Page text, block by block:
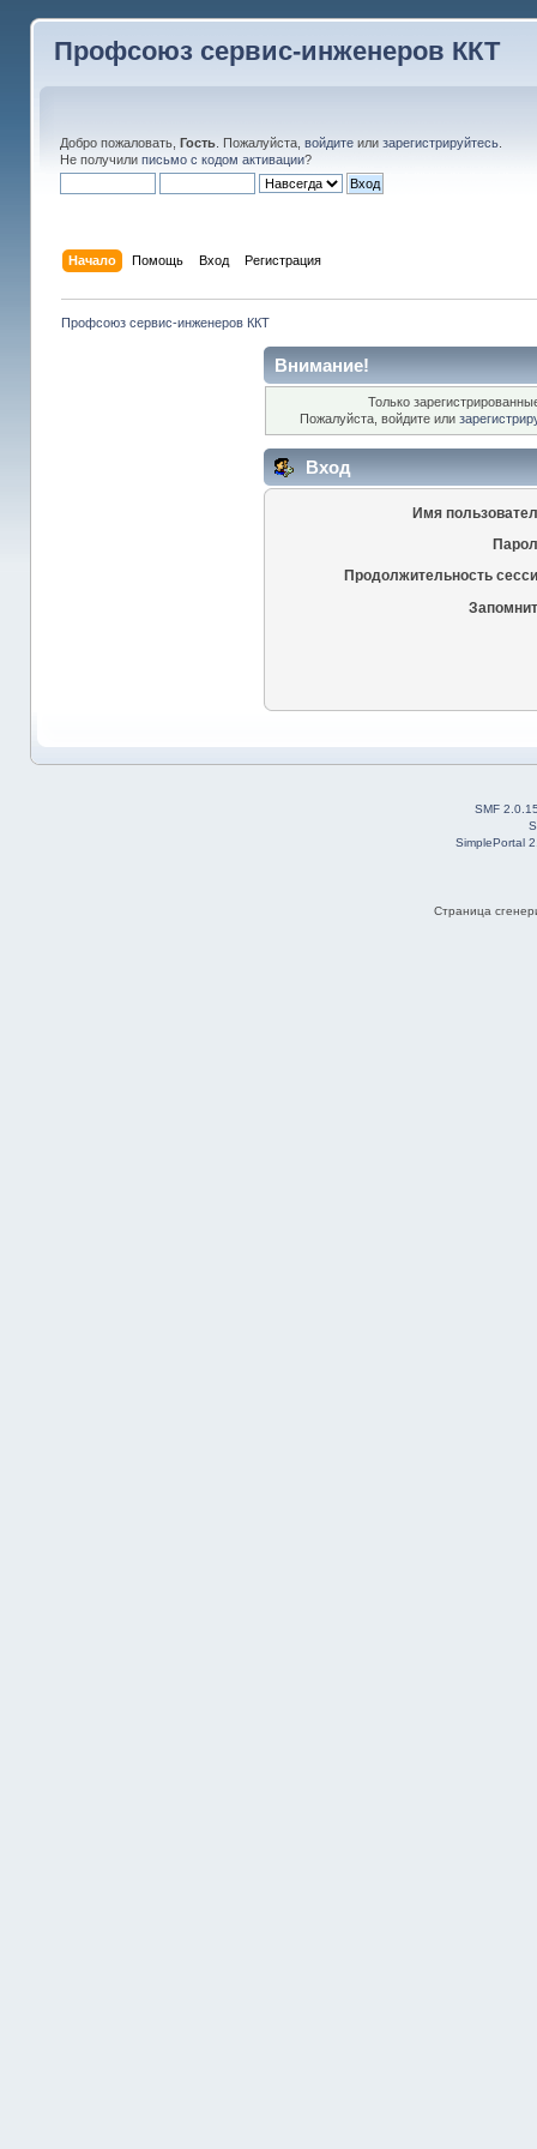
Профсоюз сервис-инженеров ККТ
Добро пожаловать, Гость. Пожалуйста, войдитеили зарегистрируйтесь.
Не получили письмо с кодом активации?
Начало Помощь Вход Регистрация
Профсоюз сервис-инженеров ККТ
Внимание!
Только
Пожалуйста, войдите или
Вход
Имя
Продолжительность
SMF
SimplePortal
Страница